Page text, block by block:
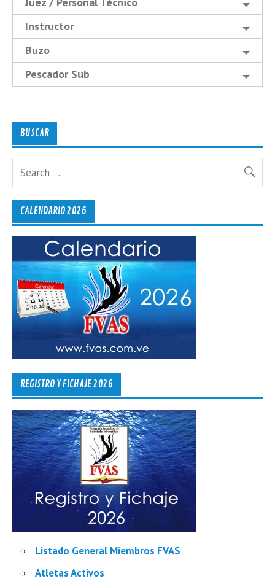
Instructor
Buzo
Pescador Sub
BUSCAR
CALENDARIO 2026
REGISTRO Y FICHAJE 2026
Listado General Miembros FVAS
Atletas Activos